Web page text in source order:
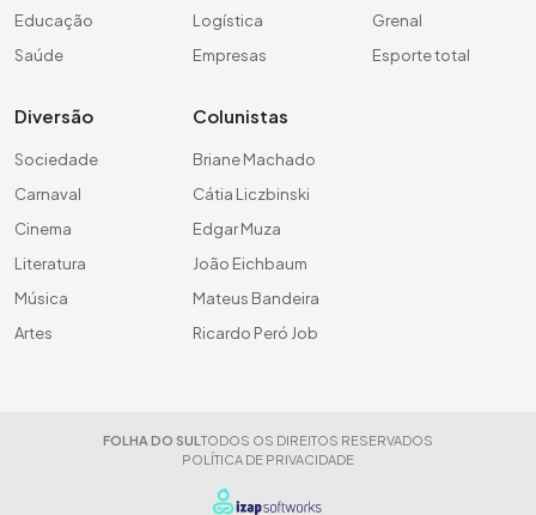
Educação
Saúde
Logística
Empresas
Grenal
Esporte total
Diversão
Sociedade
Carnaval
Cinema
Literatura
Música
Artes
Colunistas
Briane Machado
Cátia Liczbinski
Edgar Muza
João Eichbaum
Mateus Bandeira
Ricardo Peró Job
FOLHA DO SUL TODOS OS DIREITOS RESERVADOS
POLÍTICA DE PRIVACIDADE